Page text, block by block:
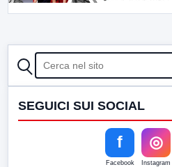
CERCA
SEGUICI SUI SOCIAL
f
Facebook
◎
Instagram